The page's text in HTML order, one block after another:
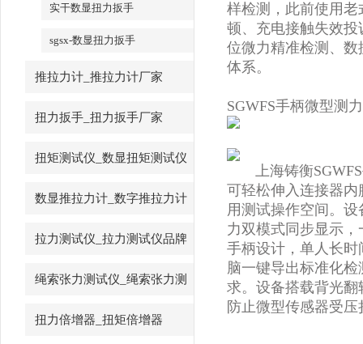
实干数显扭力扳手
sgsx-数显扭力扳手
推拉力计_推拉力计厂家
扭力扳手_扭力扳手厂家
扭矩测试仪_数显扭矩测试仪
数显推拉力计_数字推拉力计
拉力测试仪_拉力测试仪品牌
绳索张力测试仪_绳索张力测
试仪
扭力倍增器_扭矩倍增器
样检测，此前使用
顿、充电接触失效
位微力精准检测、
体系。
SGWFS手柄微型测
上海铸衡SGWFS
可轻松伸入连接器
用测试操作空间。
力双模式同步显示
手柄设计，单人长
脑一键导出标准化
求。设备搭载背光
防止微型传感器受